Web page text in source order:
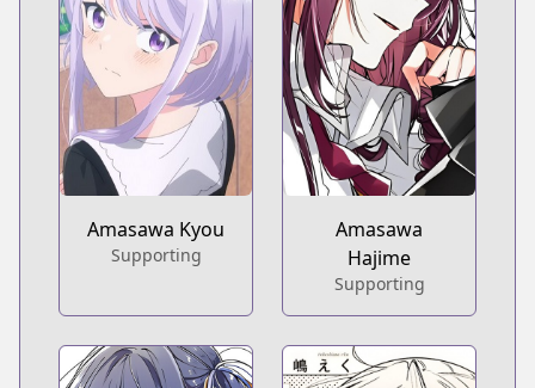
Amasawa Kyou
Supporting
Amasawa
Hajime
Supporting